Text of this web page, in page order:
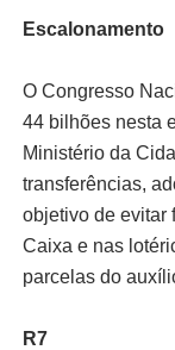
Escalonamento
O Congresso
44 bilhões nesta
Ministério da
transferências,
objetivo de evitar
Caixa e nas
parcelas do
R7